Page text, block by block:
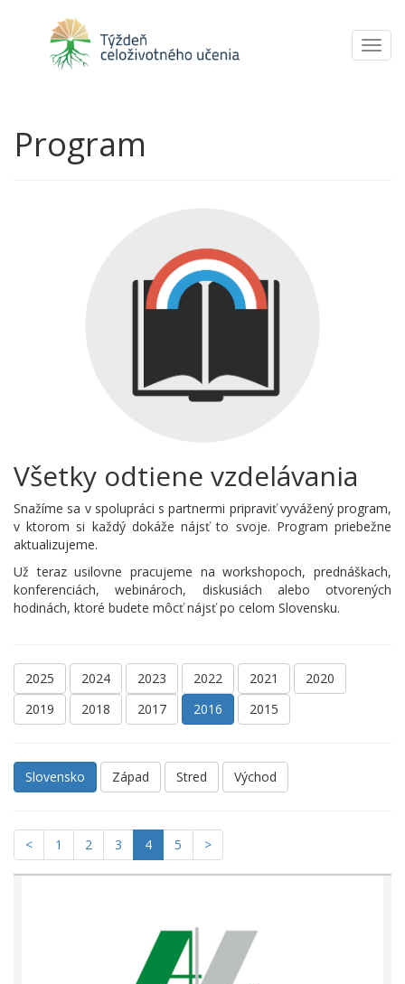
Program
Všetky odtiene vzdelávania
Snažíme sa v spolupráci s partnermi pripraviť vyvážený program,
v ktorom si každý dokáže nájsť to svoje. Program priebežne
aktualizujeme.
Už teraz usilovne pracujeme na workshopoch, prednáškach,
konferenciách, webinároch, diskusiách alebo otvorených
hodinách, ktoré budete môcť nájsť po celom Slovensku.
2025 2024 2023 2022 2021
2020
2019
2018 2017 2016 2015
Slovensko Západ Stred Východ
< 1 2 3 4 5 >